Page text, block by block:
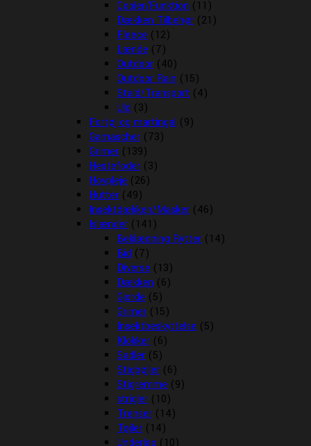
Cooler/Funktion (11)
Dækken Tilbehør (21)
Fleece (12)
Lænde (7)
Outdoor (40)
Outdoor Rain (15)
Stald/Transport (4)
Uld (3)
Fortøj og martingal (9)
Gamascher (73)
Grimer (139)
Hestefoder (3)
Hovpleje (26)
Hutter (49)
Insektdækken/Masker (46)
Islænder (141)
Beklædning Rytter (14)
Bid (7)
Diverse (13)
Dækken (6)
Gjorde (5)
Grimer (15)
Insektbeskyttelse (5)
Klokker (6)
Sadler (5)
Stigbøjler (6)
Stigremme (9)
strigler (10)
Trenser (14)
Tøjler (14)
Underlag (10)